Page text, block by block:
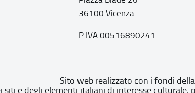
36100 Vicenza
P.IVA 00516890241
Sito web realizzato con i fondi
e degli elementi italiani di interesse